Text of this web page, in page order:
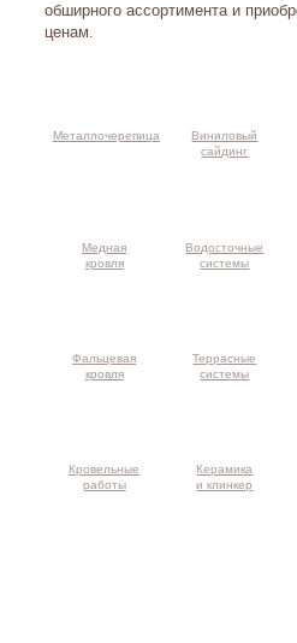
обширного ассортимента и
ценам.
Металлочерепица
Виниловый
сайдинг
Медная
кровля
Водосточные
системы
Фальцевая
кровля
Террасные
системы
Кровельные
работы
Керамика
и клинкер